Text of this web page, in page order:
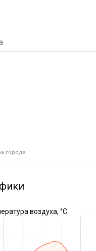
города
воздуха, °C